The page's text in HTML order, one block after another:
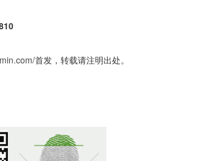
首发，转载请注明出处。